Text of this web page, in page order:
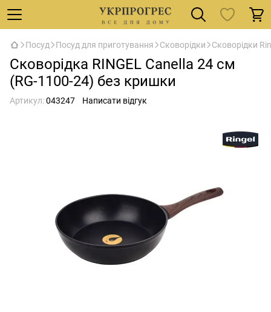
Посуд Посуд для приготування Сковорідки Сковорідки
Сковорідка RINGEL Canella 24 см
(RG-1100-24) без кришки
Артикул:043247 Написати відгук